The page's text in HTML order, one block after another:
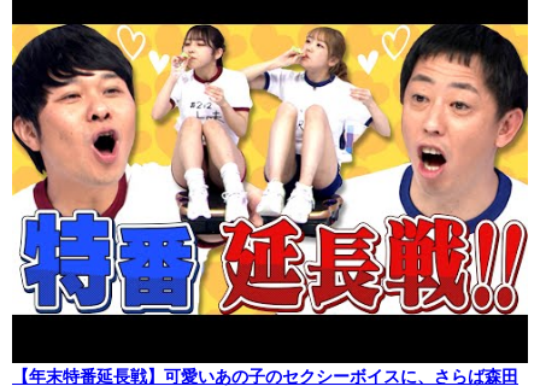
【年末特番延長戦】可愛いあの子のセクシーボイスに、さらば森田